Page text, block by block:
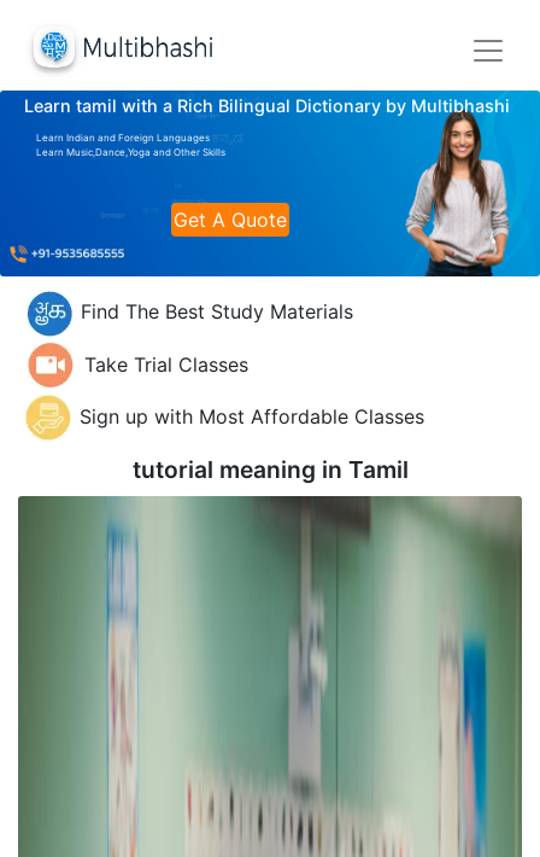
Learn tamil with a Rich Bilingual Dictionary by Multibhashi
Learn Indian and Foreign Languages
Learn Music,Dance,Yoga and Other Skills
Get A Quote
Find The Best Study Materials
Take Trial Classes
Sign up with Most Affordable Classes
tutorial meaning in Tamil